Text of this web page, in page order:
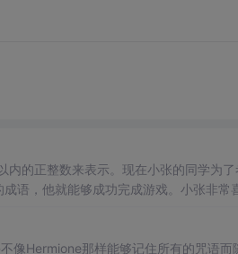
的正整数来表示。现在小张的同学为
语，他就能够成功完成游戏。小张非常
。保证开始成语和结束成语在小张的成
像Hermione那样能够记住所有的咒语